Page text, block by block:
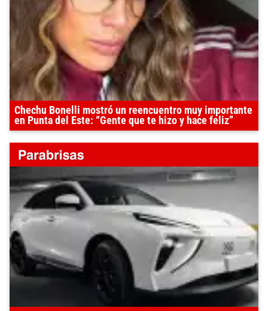
Chechu Bonelli mostró un reencuentro muy importante
en Punta del Este: “Gente que te hizo y hace feliz”